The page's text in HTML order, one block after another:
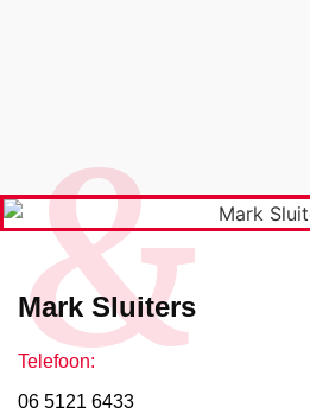
&
Mark Sluiters
Telefoon:
06 5121 6433